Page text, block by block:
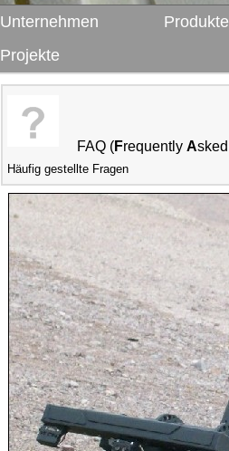
Unternehmen Produkte
Projekte
FAQ (FrequentlyA
Häufig gestellte Fragen